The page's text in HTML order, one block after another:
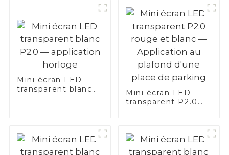
Mini écran LED
transparent blanc
Mini écran LED
transparent P2.0
plafond d'une place
de parking